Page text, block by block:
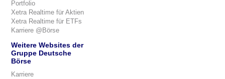
Portfolio
Xetra Realtime für Aktien
Xetra Realtime für ETFs
Karriere @Börse
Weitere Websites der
Gruppe Deutsche
Börse
Karriere